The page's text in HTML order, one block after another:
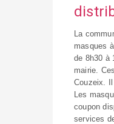
La
masques
de 8h30 à
mairie.
Couzeix.
Les
coupon
services